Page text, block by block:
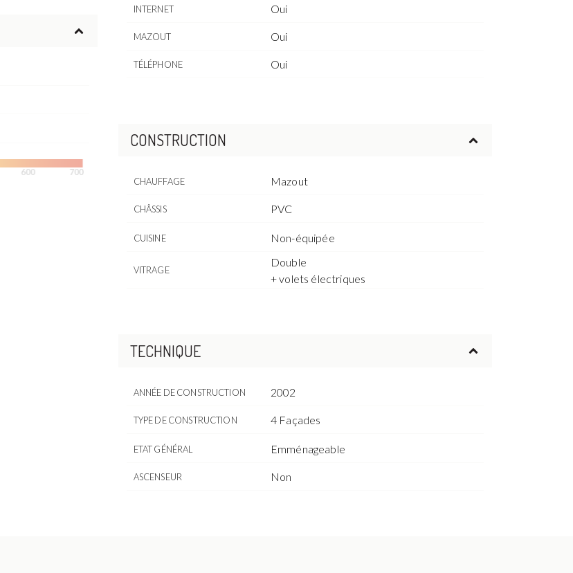
INTERNET Oui
MAZOUT Oui
TÉLÉPHONE Oui
CONSTRUCTION
CHAUFFAGE Mazout
CHÂSSIS PVC
CUISINE Non-équipée
VITRAGE
Double
+ volets électriques
TECHNIQUE
ANNÉE DE CONSTRUCTION 2002
TYPE DE CONSTRUCTION 4 Façades
ETAT GÉNÉRAL Emménageable
ASCENSEUR Non